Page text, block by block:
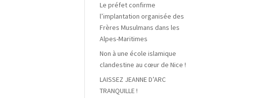
Le préfet confirme
l’implantation organisée des
Frères Musulmans dans les
Alpes-Maritimes
Non à une école islamique
clandestine au cœur de Nice !
LAISSEZ JEANNE D’ARC
TRANQUILLE !